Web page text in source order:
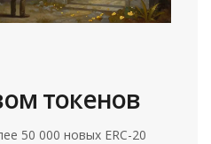
токенов
50 000 новых ERC-20